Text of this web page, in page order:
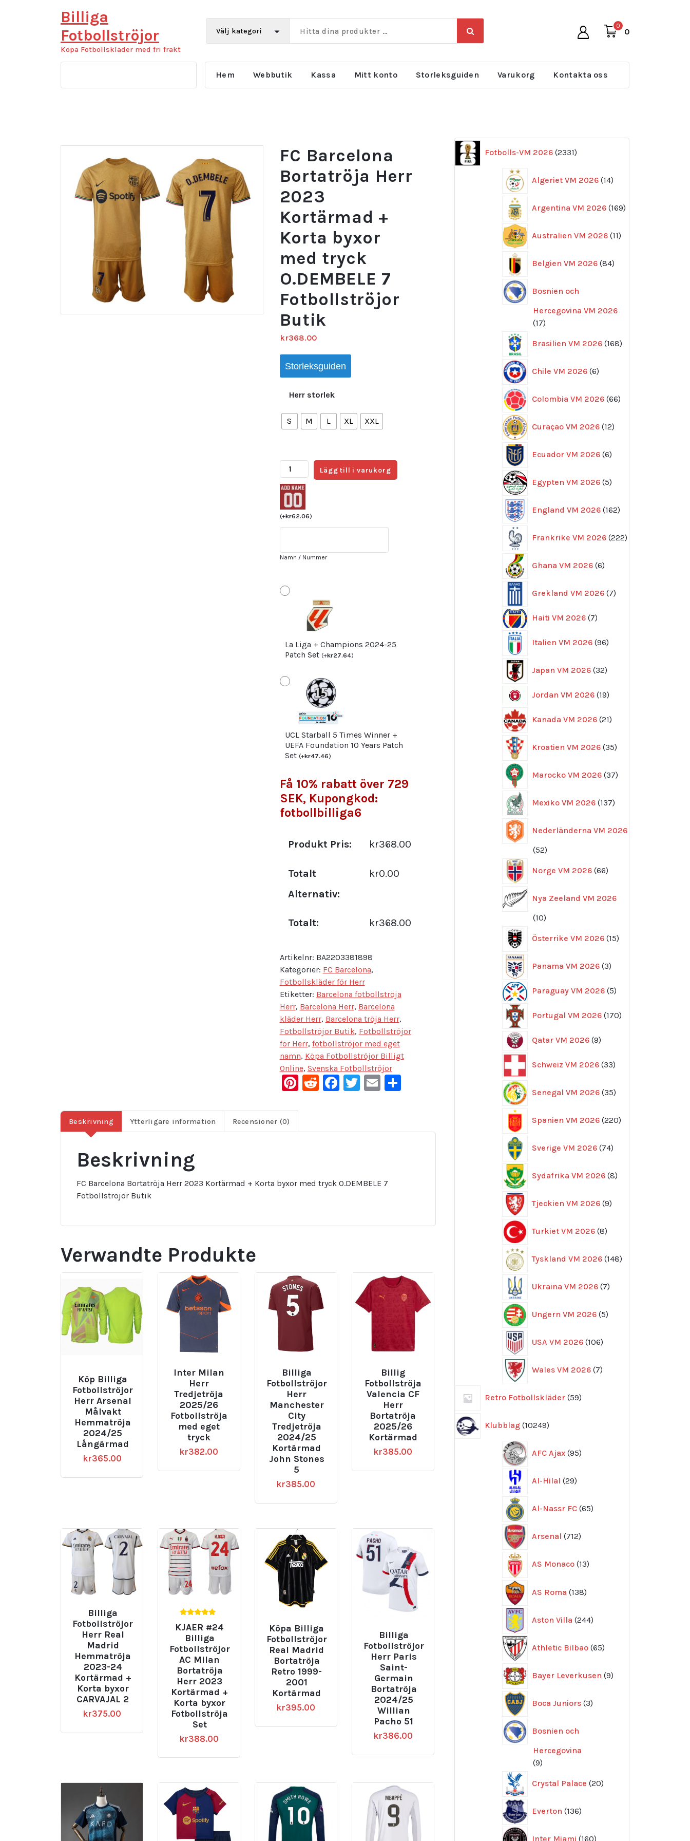
Billiga
Fotbollströjor
Köpa Fotbollskläder med fri frakt
0
0
Hem Webbutik Kassa Mitt konto Storleksguiden Varukorg Kontakta oss
FC Barcelona
Bortatröja Herr
2023
Kortärmad +
Korta byxor
med tryck
O.DEMBELE 7
Fotbollströjor
Butik
kr368.00
Storleksguiden
Herr storlek
S M L XL XXL
Barcelona
Bortatröja
Herr
2023
Kortärmad
Korta
tryck
O.DEMBELE
Fotbollströjor
mängd
Lägg till i varukorg
(+kr62.06)
Namn / Nummer
La Liga + Champions 2024-25
Patch Set (+kr27.64)
UCL Starball 5 Times Winner +
UEFA Foundation 10 Years Patch
Set (+kr47.46)
Få 10% rabatt över 729
SEK, Kupongkod:
fotbollbilliga6
Produkt Pris: kr368.00
Totalt
Alternativ:
kr0.00
Totalt: kr368.00
Artikelnr: BA2203381898
Kategorier: FC Barcelona,
Fotbollskläder för Herr
Etiketter: Barcelona fotbollströja
Herr, Barcelona Herr, Barcelona
kläder Herr, Barcelona tröja Herr,
Fotbollströjor Butik, Fotbollströjor
för Herr, fotbollströjor med eget
namn, Köpa Fotbollströjor Billigt
Online, Svenska Fotbollströjor
Pinterest
Reddit
Facebook
Twitter
Email
Dela
Beskrivning Ytterligare information Recensioner (0)
Beskrivning
FC Barcelona Bortatröja Herr 2023 Kortärmad + Korta byxor med tryck O.DEMBELE 7
Fotbollströjor Butik
Verwandte Produkte
Köp Billiga
Fotbollströjor
Herr Arsenal
Målvakt
Hemmatröja
2024/25
Långärmad
kr365.00
Inter Milan
Herr
Tredjetröja
2025/26
Fotbollströja
med eget
tryck
kr382.00
Billiga
Fotbollströjor
Herr
Manchester
City
Tredjetröja
2024/25
Kortärmad
John Stones
5
kr385.00
Billig
Fotbollströja
Valencia CF
Herr
Bortatröja
2025/26
Kortärmad
kr385.00
Billiga
Fotbollströjor
Herr Real
Madrid
Hemmatröja
2023-24
Kortärmad +
Korta byxor
CARVAJAL 2
kr375.00
av 5
KJAER #24
Billiga
Fotbollströjor
AC Milan
Bortatröja
Herr 2023
Kortärmad +
Korta byxor
Fotbollströja
Set
kr388.00
Köpa Billiga
Fotbollströjor
Real Madrid
Bortatröja
Retro 1999-
2001
Kortärmad
kr395.00
Billiga
Fotbollströjor
Herr Paris
Saint-
Germain
Bortatröja
2024/25
Willian
Pacho 51
kr386.00
Fotbolls-VM 2026 2331
produkter
Algeriet VM 2026 14
produkter
Argentina VM 2026 169
produkter
Australien VM 2026 11
produkter
Belgien VM 2026 84
produkter
Bosnien och
Hercegovina VM 2026
1717
Brasilien VM 2026 168
produkter
Chile VM 2026 6
produkter
Colombia VM 2026 66
produkter
Curaçao VM 2026 12
produkter
Ecuador VM 2026 6
produkter
Egypten VM 2026 5
produkter
England VM 2026 162
produkter
Frankrike VM 2026 222
produkter
Ghana VM 2026 6
produkter
Grekland VM 2026 7
produkter
Haiti VM 2026 77
Italien VM 2026 96
produkter
Japan VM 2026 32
produkter
Jordan VM 2026 1919
Kanada VM 2026 21
produkter
Kroatien VM 2026 35
produkter
Marocko VM 2026 37
produkter
Mexiko VM 2026 137
produkter
Nederländerna VM 2026
5252
Norge VM 2026 66
produkter
Nya Zeeland VM 2026
1010
Österrike VM 2026 15
produkter
Panama VM 2026 3
produkter
Paraguay VM 2026 55
Portugal VM 2026 170
produkter
Qatar VM 2026 99
Schweiz VM 2026 33
produkter
Senegal VM 2026 35
produkter
Spanien VM 2026 220
produkter
Sverige VM 2026 74
produkter
Sydafrika VM 2026 8
produkter
Tjeckien VM 2026 9
produkter
Turkiet VM 2026 8
produkter
Tyskland VM 2026 148
produkter
Ukraina VM 2026 7
produkter
Ungern VM 2026 5
produkter
USA VM 2026 106
produkter
Wales VM 2026 7
produkter
Retro Fotbollskläder 59
produkter
Klubblag 10249
produkter
AFC Ajax 95
produkter
Al-Hilal 29
produkter
Al-Nassr FC 65
produkter
Arsenal 712
produkter
AS Monaco 13
produkter
AS Roma 138
produkter
Aston Villa 244
produkter
Athletic Bilbao 65
produkter
Bayer Leverkusen 9
produkter
Boca Juniors 3
produkter
Bosnien och
Hercegovina
99
Crystal Palace 20
produkter
Everton 136
produkter
Inter Miami 160